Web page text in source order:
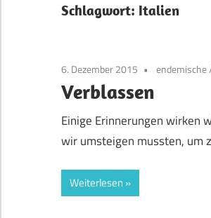
Schlagwort: Italien
6. Dezember 2015 endemische
Verblassen
Einige Erinnerungen wirken
wir umsteigen mussten, um
Weiterlesen